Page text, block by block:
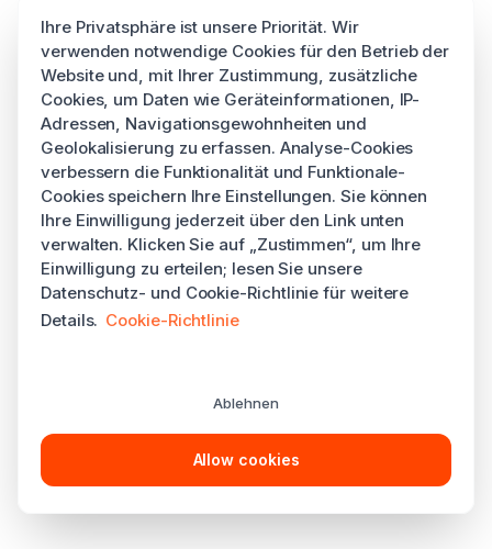
Ihre Privatsphäre ist unsere Priorität. Wir
verwenden notwendige Cookies für den Betrieb der
Website und, mit Ihrer Zustimmung, zusätzliche
Cookies, um Daten wie Geräteinformationen, IP-
Adressen, Navigationsgewohnheiten und
Geolokalisierung zu erfassen. Analyse-Cookies
verbessern die Funktionalität und Funktionale-
Cookies speichern Ihre Einstellungen. Sie können
Ihre Einwilligung jederzeit über den Link unten
verwalten. Klicken Sie auf „Zustimmen“, um Ihre
Einwilligung zu erteilen; lesen Sie unsere
Datenschutz- und Cookie-Richtlinie für weitere
Details. Cookie-Richtlinie
Ablehnen
Allow cookies